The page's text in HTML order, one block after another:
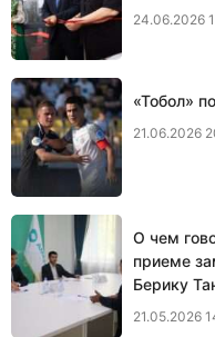
24.06.2026
«Тобол»
21.06.2026
О чем
приеме
Берику
21.05.2026